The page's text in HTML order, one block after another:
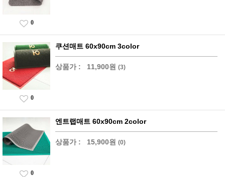
0
쿠션매트 60x90cm 3color
상품가 : 11,900원 (3)
0
엔트랩매트 60x90cm 2color
상품가 : 15,900원 (0)
0